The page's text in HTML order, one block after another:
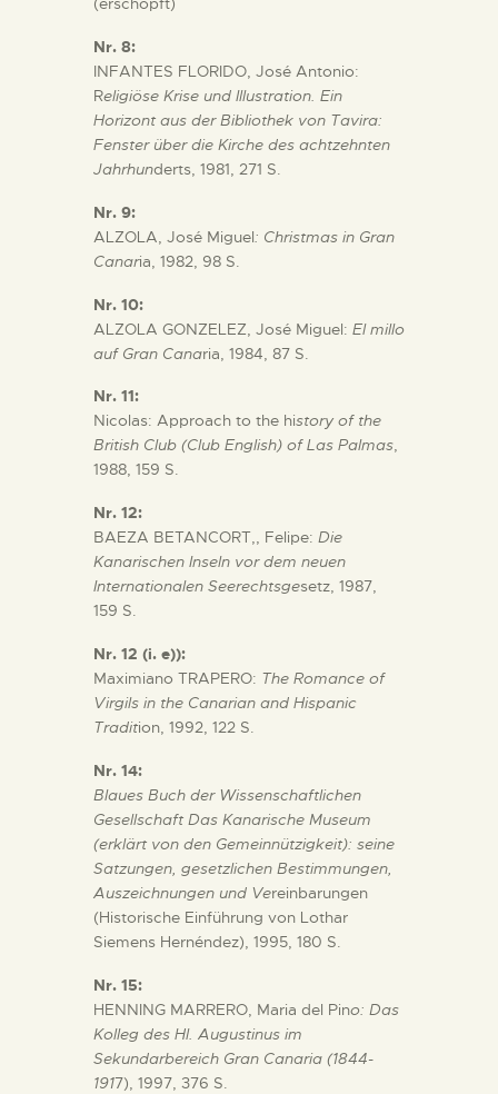
Nr. 8:
INFANTES FLORIDO, José Antonio:
Religiöse Krise und Illustration. Ein
Horizont aus der Bibliothek von Tavira:
Fenster über die Kirche des achtzehnten
Jahrhunderts, 1981, 271 S.
Nr. 9:
ALZOLA, José Miguel: Christmas in Gran
Canaria, 1982, 98 S.
Nr. 10:
ALZOLA GONZELEZ, José Miguel: El millo
auf Gran Canaria, 1984, 87 S.
Nr. 11:
Nicolas: Approach to the history of the
British Club (Club English) of Las Palmas,
1988, 159 S.
Nr. 12:
BAEZA BETANCORT,, Felipe: Die
Kanarischen Inseln vor dem neuen
Internationalen Seerechtsgesetz, 1987,
159 S.
Nr. 12 (i. e)):
Maximiano TRAPERO: The Romance of
Virgils in the Canarian and Hispanic
Tradition, 1992, 122 S.
Nr. 14:
Blaues Buch der Wissenschaftlichen
Gesellschaft Das Kanarische Museum
(erklärt von den Gemeinnützigkeit): seine
Satzungen, gesetzlichen Bestimmungen,
Auszeichnungen und Vereinbarungen
(Historische Einführung von Lothar
Siemens Hernéndez), 1995, 180 S.
Nr. 15:
HENNING MARRERO, Maria del Pino: Das
Kolleg des Hl. Augustinus im
Sekundarbereich Gran Canaria (1844-
1917), 1997, 376 S.